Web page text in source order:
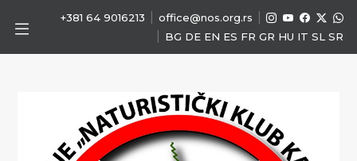
+381 64 9016213 office@nos.org.rs
BG DE EN ES FR GR HU IT SL SR